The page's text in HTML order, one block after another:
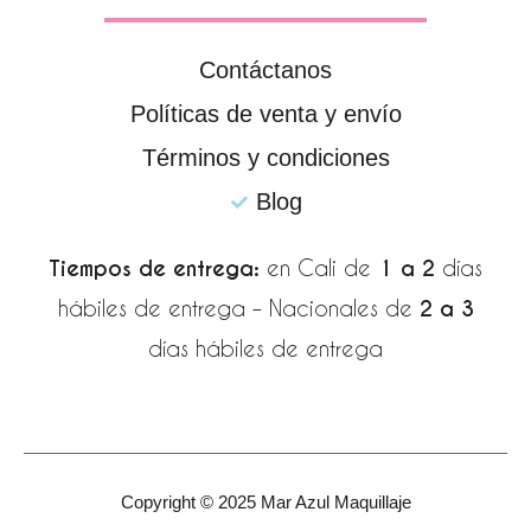
o
k
f
g
a
a
p
Contáctanos
Políticas de venta y envío
Términos y condiciones
Blog
Tiempos de entrega: en Cali de 1 a 2 días
hábiles de entrega – Nacionales de 2 a 3
días hábiles de entrega
Copyright © 2025 Mar Azul Maquillaje